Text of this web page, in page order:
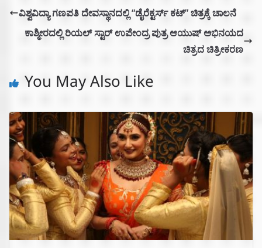
ವಿಶ್ವವಿದ್ಯಾ ಗಣಪತಿ ದೇವಸ್ಥಾನದಲ್ಲಿ “ಡೈರೆಕ್ಟರ್ಸ್ ಕಟ್” ಚಿತ್ರಕ್ಕೆ ಚಾಲನೆ
ಕಾಶ್ಮೀರದಲ್ಲಿ ರಿಯಲ್ ಸ್ಟಾರ್ ಉಪೇಂದ್ರ ಪುತ್ರ ಆಯುಷ್ ಅಭಿನಯದ
ಚಿತ್ರದ ಚಿತ್ರೀಕರಣ
You May Also Like